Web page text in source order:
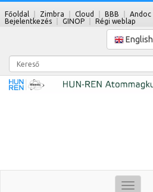
Főoldal Zimbra Cloud BBB Andoc
Bejelentkezés
GINOP Régi weblap
English
Kereső
Toggle